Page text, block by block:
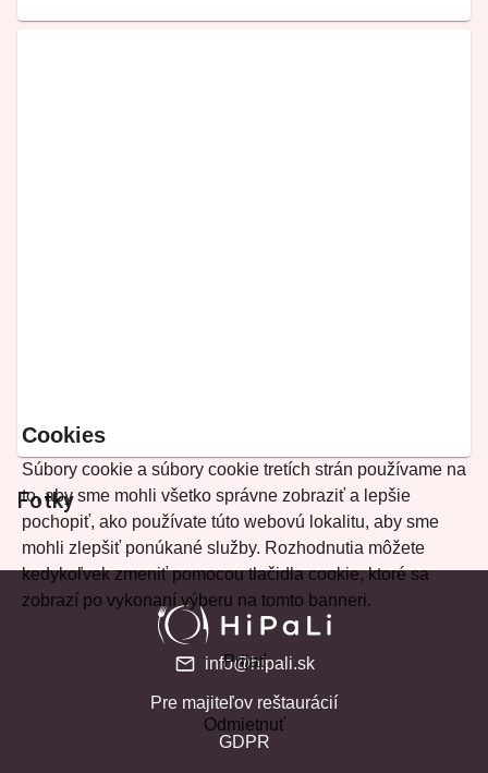
Fotky
Cookies
Súbory cookie a súbory cookie tretích strán používame na
to, aby sme mohli všetko správne zobraziť a lepšie
pochopiť, ako používate túto webovú lokalitu, aby sme
mohli zlepšiť ponúkané služby. Rozhodnutia môžete
kedykoľvek zmeniť pomocou tlačidla cookie, ktoré sa
zobrazí po vykonaní výberu na tomto banneri.
Prijať
Odmietnuť
info@hipali.sk
Pre majiteľov reštaurácií
GDPR